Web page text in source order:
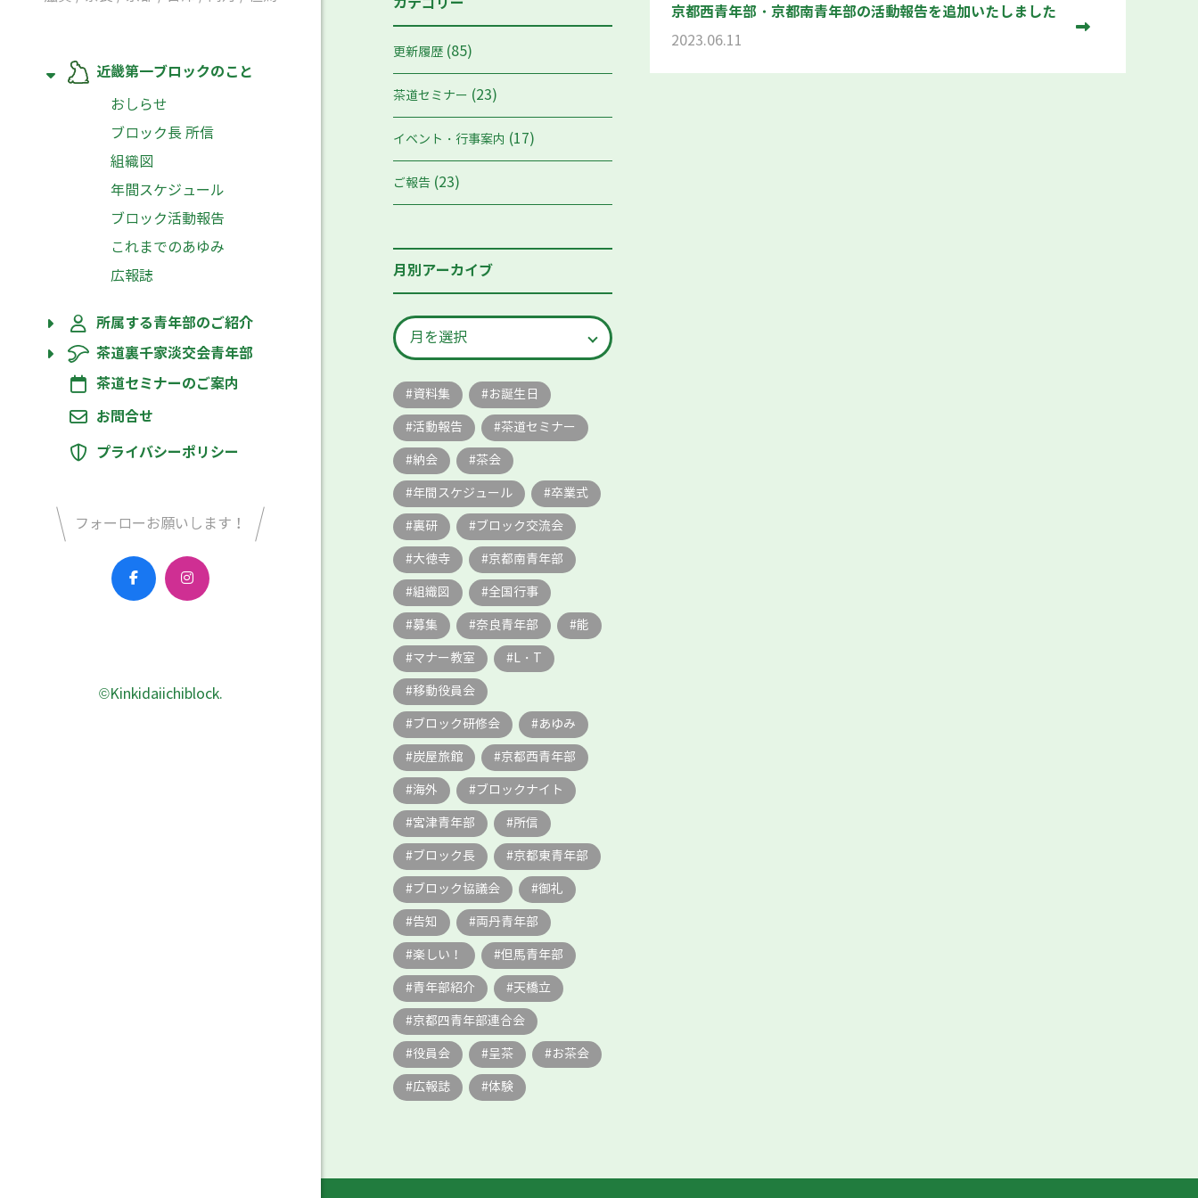
近畿第一ブロックのこと
おしらせ
ブロック長 所信
組織図
年間スケジュール
ブロック活動報告
これまでのあゆみ
広報誌
所属する青年部のご紹介
茶道裏千家淡交会青年部
茶道セミナーのご案内
お問合せ
プライバシーポリシー
フォーローお願いします！
©Kinkidaiichiblock.
更新履歴(85)
茶道セミナー (23)
イベント・行事案内 (17)
ご報告(23)
月別アーカイブ
資料集 お誕生日
活動報告 茶道セミナー
納会 茶会
年間スケジュール 卒業式
裏研 ブロック交流会
大徳寺 京都南青年部
組織図 全国行事
募集 奈良青年部 能
マナー教室 L・T
移動役員会
ブロック研修会 あゆみ
炭屋旅館 京都西青年部
海外 ブロックナイト
宮津青年部 所信
ブロック長 京都東青年部
ブロック協議会 御礼
告知 両丹青年部
楽しい！ 但馬青年部
青年部紹介 天橋立
京都四青年部連合会
役員会 呈茶 お茶会
広報誌 体験
京都西青年部・京都南青年部の活動報告を追加いたしました
2023.06.11